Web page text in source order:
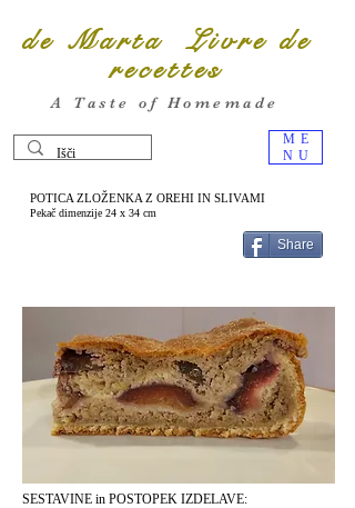
ME
NU
de Marta Livre de
recettes
A Taste of Homemade
POTICA ZLOŽENKA Z OREHI IN SLIVAMI
Pekač dimenzije 24 x 34 cm
Share
SESTAVINE in POSTOPEK IZDELAVE: